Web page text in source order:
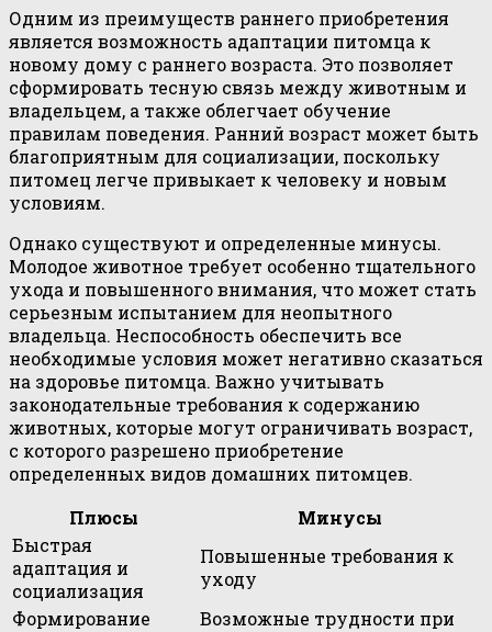
Одним из преимуществ раннего приобретения
является возможность адаптации питомца к
новому дому с раннего возраста. Это позволяет
сформировать тесную связь между животным и
владельцем, а также облегчает обучение
правилам поведения. Ранний возраст может быть
благоприятным для социализации, поскольку
питомец легче привыкает к человеку и новым
условиям.
Однако существуют и определенные минусы.
Молодое животное требует особенно тщательного
ухода и повышенного внимания, что может стать
серьезным испытанием для неопытного
владельца. Неспособность обеспечить все
необходимые условия может негативно сказаться
на здоровье питомца. Важно учитывать
законодательные требования к содержанию
животных, которые могут ограничивать возраст,
с которого разрешено приобретение
определенных видов домашних питомцев.
Плюсы
Минусы
Быстрая
адаптация и
социализация
Повышенные требования к
уходу
Формирование
Возможные трудности при